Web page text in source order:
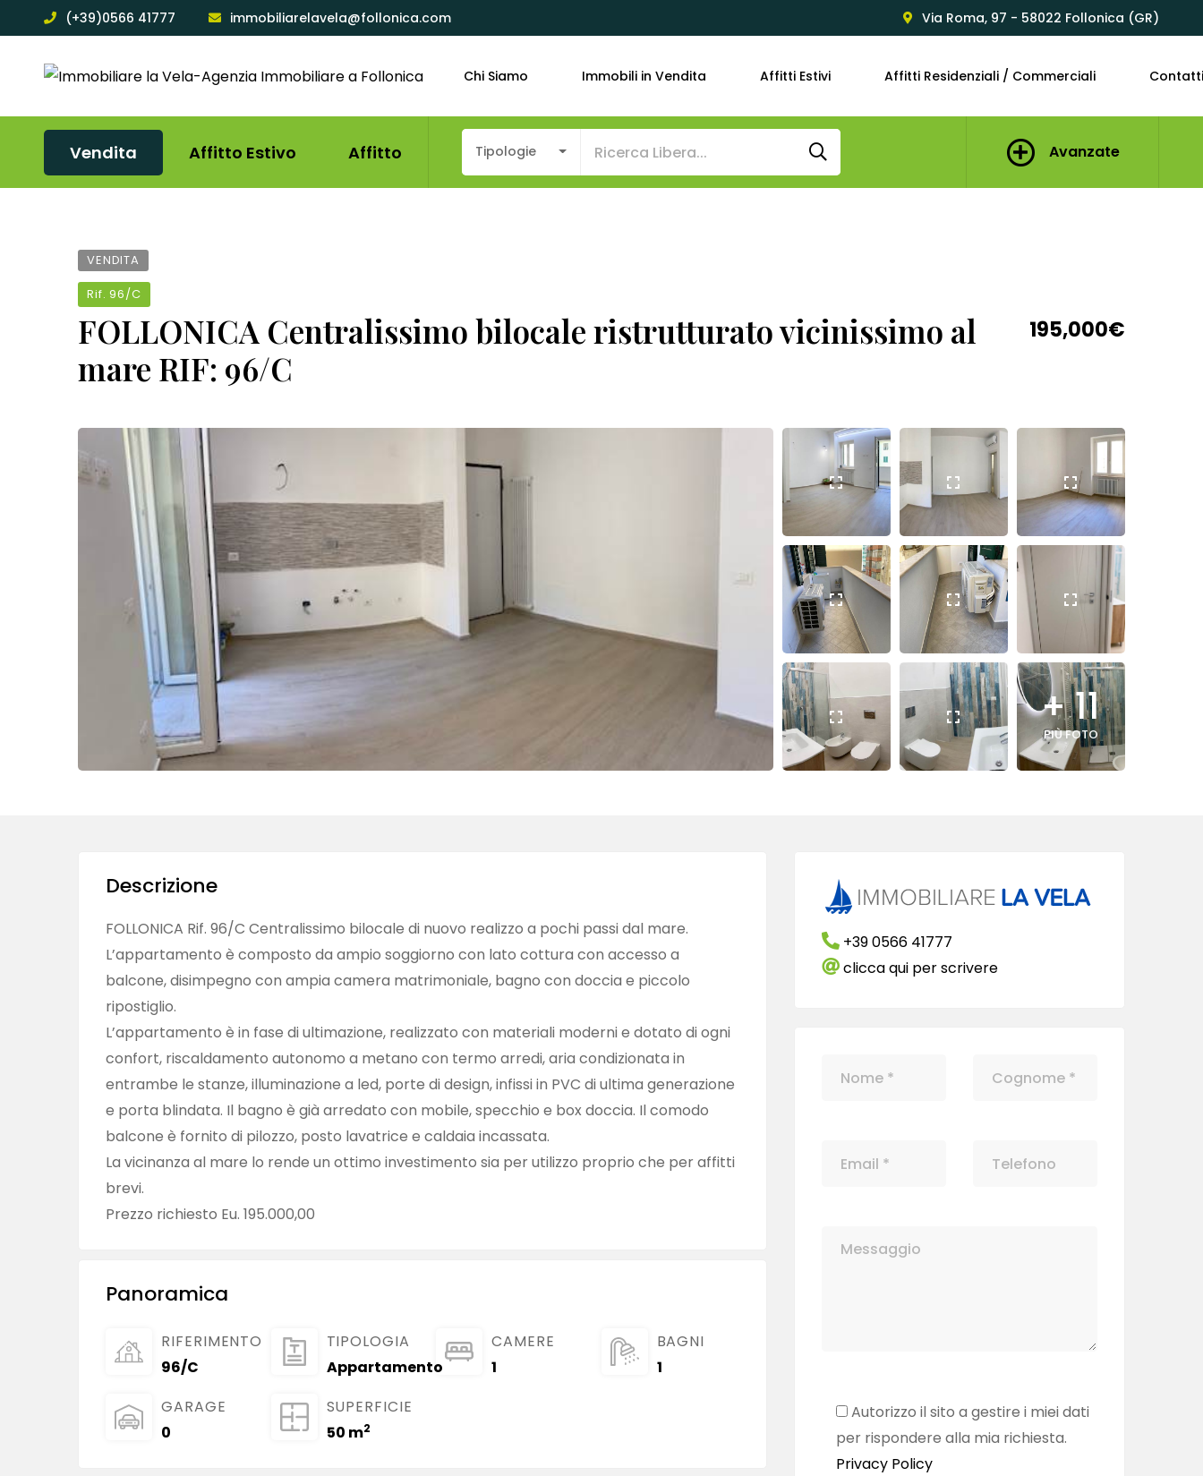
(+39)0566 41777 immobiliarelavela@follonica.com Via Roma, 97 - 58022 Follonica (GR)
Chi Siamo Immobili in Vendita Affitti Estivi Affitti Residenziali / Commerciali
Vendita Affitto Estivo Affitto Tipologie Avanzate
VENDITA
Rif.96/C
FOLLONICA Centralissimo bilocale ristrutturato vicinissimo al
mare RIF: 96/C
195,000€
+ 11
PIÙ FOTO
Descrizione
FOLLONICA Rif. 96/C Centralissimo bilocale di nuovo realizzo a pochi passi dal mare.
L’appartamento è composto da ampio soggiorno con lato cottura con accesso a
balcone, disimpegno con ampia camera matrimoniale, bagno con doccia e piccolo
ripostiglio.
L’appartamento è in fase di ultimazione, realizzato con materiali moderni e dotato di ogni
confort, riscaldamento autonomo a metano con termo arredi, aria condizionata in
entrambe le stanze, illuminazione a led, porte di design, infissi in PVC di ultima generazione
e porta blindata. Il bagno è già arredato con mobile, specchio e box doccia. Il comodo
balcone è fornito di pilozzo, posto lavatrice e caldaia incassata.
La vicinanza al mare lo rende un ottimo investimento sia per utilizzo proprio che per affitti
brevi.
Prezzo richiesto Eu. 195.000,00
Panoramica
RIFERIMENTO
96/C
TIPOLOGIA
Appartamento
CAMERE
1
BAGNI
1
GARAGE
0
SUPERFICIE
50 m2
+39 0566 41777
clicca qui per scrivere
Autorizzo il sito a gestire i miei dati
per rispondere alla mia richiesta.
Privacy Policy